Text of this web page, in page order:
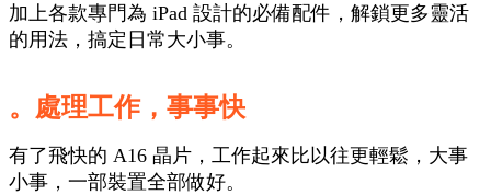
加上各款專門為 iPad 設計的必備配件，解鎖更多靈活
的用法，搞定日常大小事。
。處理工作，事事快
有了飛快的 A16 晶片，工作起來比以往更輕鬆，大事
小事，一部裝置全部做好。